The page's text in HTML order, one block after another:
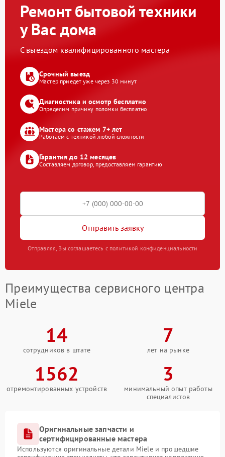
Ремонт бытовой техники
у Вас дома
С выездом квалифицированного мастера
Срочный выезд
Мастер приедет уже через 30 минут
Диагностика и осмотр бесплатно
Определим причину поломки бесплатно
Мастера со стажем 7+ лет
Работаем с техникой любой сложности
Гарантия до 12 месяцев
Составляем договор, предоставляем гарантию
Отправить заявку
Отправляя, Вы соглашаетесь с политикой конфиденциальности
Преимущества сервисного центра
Miele
14
сотрудников в штате
7
лет на рынке
1562
отремонтированных устройств
3
минимальный опыт работы
специалистов
Оригинальные запчасти и
сертифицированные мастера
Используются оригинальные детали Miele и прошедшие